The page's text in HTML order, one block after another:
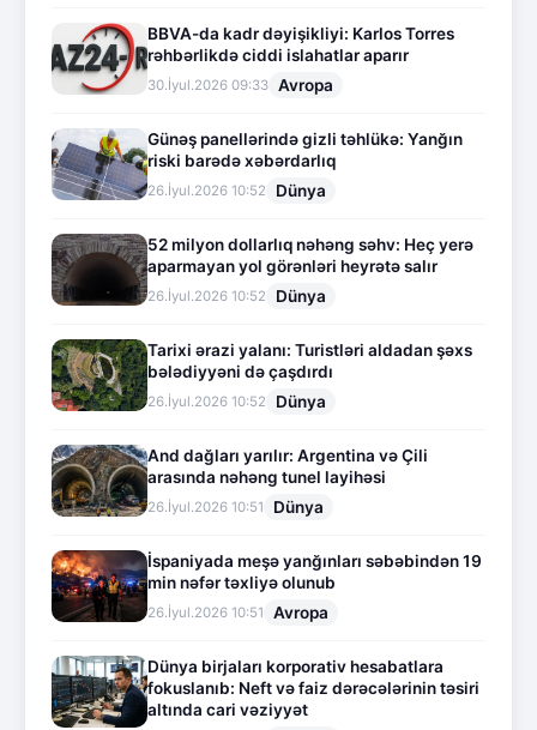
BBVA-da kadr dəyişikliyi: Karlos Torres
rəhbərlikdə ciddi islahatlar aparır
30.İyul.2026 09:33 Avropa
Günəş panellərində gizli təhlükə: Yanğın
riski barədə xəbərdarlıq
26.İyul.2026 10:52 Dünya
52 milyon dollarlıq nəhəng səhv: Heç yerə
aparmayan yol görənləri heyrətə salır
26.İyul.2026 10:52 Dünya
Tarixi ərazi yalanı: Turistləri aldadan şəxs
bələdiyyəni də çaşdırdı
26.İyul.2026 10:52 Dünya
And dağları yarılır: Argentina və Çili
arasında nəhəng tunel layihəsi
26.İyul.2026 10:51 Dünya
İspaniyada meşə yanğınları səbəbindən 19
min nəfər təxliyə olunub
26.İyul.2026 10:51 Avropa
Dünya birjaları korporativ hesabatlara
fokuslanıb: Neft və faiz dərəcələrinin təsiri
altında cari vəziyyət